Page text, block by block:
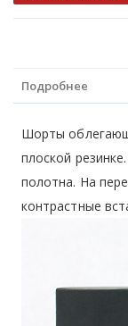
Подробнее
Шорты
плоской
полотна. На
контрастные